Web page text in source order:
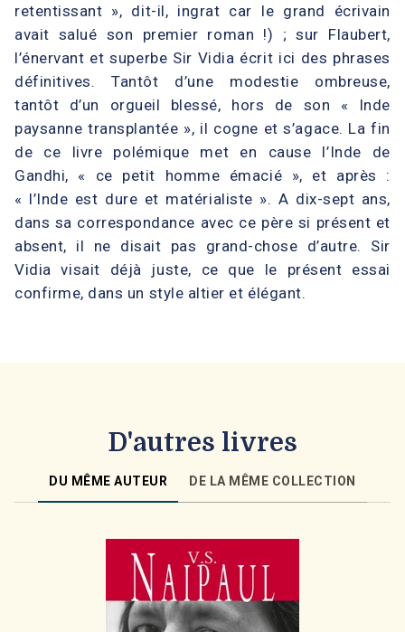
retentissant », dit-il, ingrat car le grand écrivain
avait salué son premier roman !) ; sur Flaubert,
l’énervant et superbe Sir Vidia écrit ici des phrases
définitives. Tantôt d’une modestie ombreuse,
tantôt d’un orgueil blessé, hors de son « Inde
paysanne transplantée », il cogne et s’agace. La fin
de ce livre polémique met en cause l’Inde de
Gandhi, « ce petit homme émacié », et après :
« l’Inde est dure et matérialiste ». A dix-sept ans,
dans sa correspondance avec ce père si présent et
absent, il ne disait pas grand-chose d’autre. Sir
Vidia visait déjà juste, ce que le présent essai
confirme, dans un style altier et élégant.
D'autres livres
DU MÊME AUTEUR DE LA MÊME COLLECTION